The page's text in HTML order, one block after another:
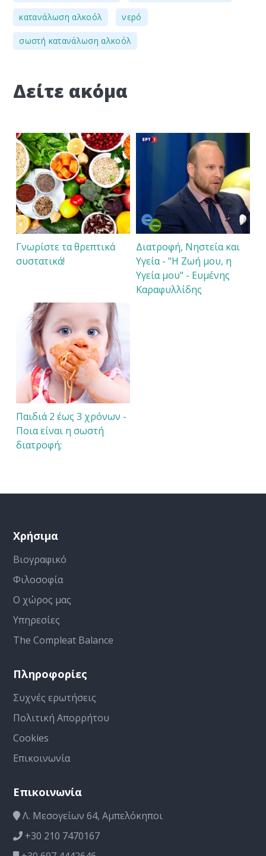
κατανάλωση αλκοόλ νερό
σωστή κατανάλωση αλκοόλ
Δείτε ακόμα
Γνωρίστε τα θρεπτικά
συστατικά!
Διατροφή, Νηστεία και
Υγεία - "Η Ζωή μου, η
Υγεία μου" - Ευμένης
Καραφυλλίδης
Παιδιά 2 έως 3 χρόνων -
Ποια είναι η σωστή
διατροφή;
Χρήσιμα
Βιογραφικό
Φιλοσοφία
Ο χώρος μας
Υπηρεσίες
The Compleat Balance
Πληροφορίες
Συχνές ερωτήσεις
Πολιτική Απορρήτου
Cookies
Επικοινωνία
Επικοινωνία
Λ. Μεσογείων 64, Αμπελόκηποι
+30 210 7470167